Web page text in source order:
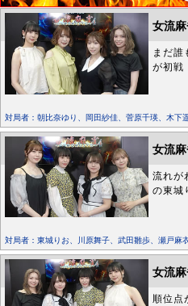
女流
まだ誰
が初戦
対局者：朝比奈ゆり、岡田紗佳、菅原千瑛、木下
女流
流れが
の東城
対局者：東城りお、川原舞子、武田雛歩、瀬戸麻
女流
順位点